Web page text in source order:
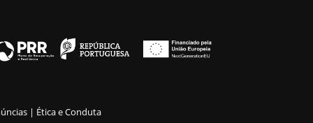
| Ética e Conduta